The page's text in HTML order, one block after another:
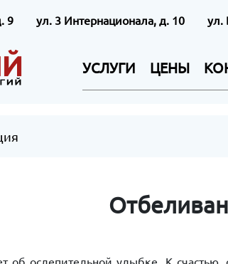
9 ул. 3 Интернационала, д. 10 ул.
УСЛУГИ ЦЕНЫ
об ослепительной улыбке. К